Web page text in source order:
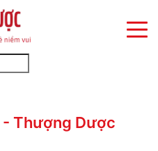
Thượng Dược